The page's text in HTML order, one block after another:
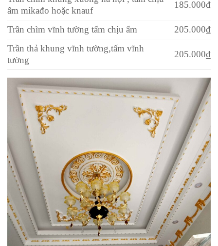
ẩm mikađo hoặc knauf
185.000₫
Trần chìm vĩnh tường tấm chịu ẩm
205.000₫
Trần thả khung vĩnh tường,tấm vĩnh
tường
205.000₫